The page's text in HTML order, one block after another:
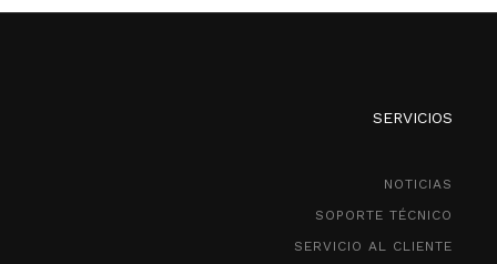
SERVICIOS
NOTICIAS
SOPORTE TÉCNICO
SERVICIO AL CLIENTE